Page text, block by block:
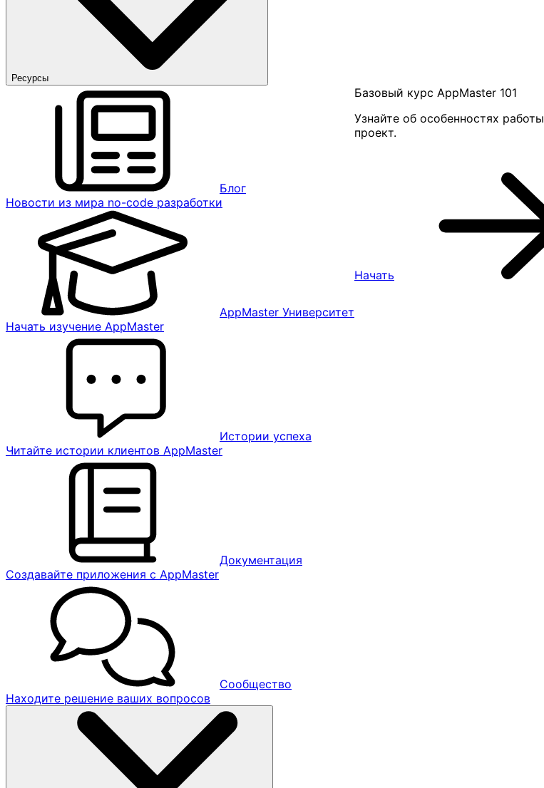
Ресурсы
Блог
Новости из мира no-code разработки
AppMaster Университет
Начать изучение AppMaster
Истории успеха
Читайте истории клиентов AppMaster
Документация
Создавайте приложения с AppMaster
Сообщество
Находите решение ваших вопросов
Базовый курс AppMaster 101
Узнайте об особенностях
проект.
Начать